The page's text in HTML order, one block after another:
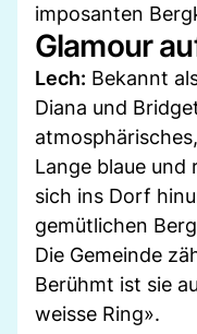
imposanten
Glamour
Lech: Bekannt
Diana und
Lange blaue
sich ins Dorf
gemütlichen
Die Gemeinde
Berühmt ist sie
weisse Ring».